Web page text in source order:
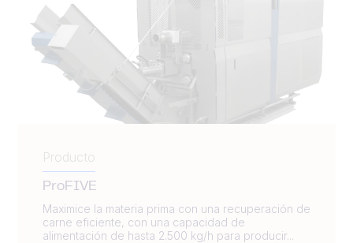
Producto
ProFIVE
Maximice la materia prima con una recuperación de
carne eficiente, con una capacidad de
alimentación de hasta 2.500 kg/h para producir...